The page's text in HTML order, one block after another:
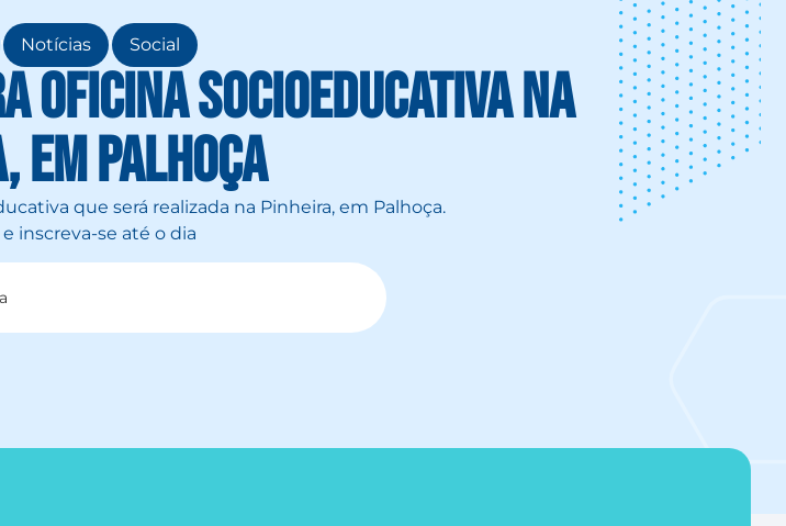
, Notícias , Social
Oficina Socioeducativa na
em Palhoça
que será realizada na Pinheira, em Palhoça.
inscreva-se até o dia